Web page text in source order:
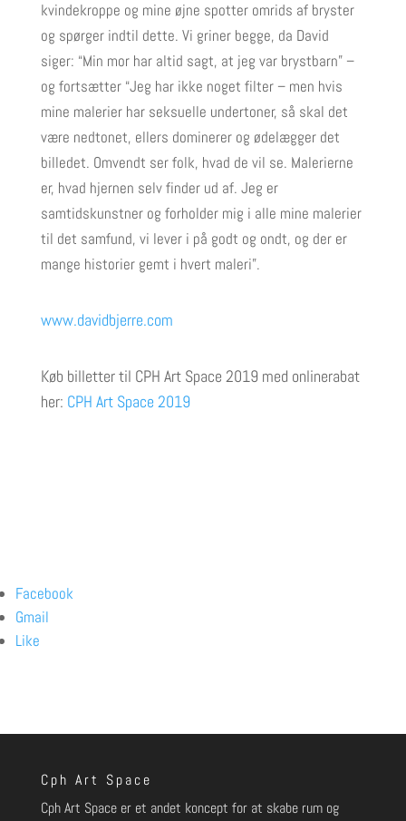
kvindekroppe og mine øjne spotter omrids af bryster
og spørger indtil dette. Vi griner begge, da David
siger: “Min mor har altid sagt, at jeg var brystbarn” –
og fortsætter “Jeg har ikke noget filter – men hvis
mine malerier har seksuelle undertoner, så skal det
være nedtonet, ellers dominerer og ødelægger det
billedet. Omvendt ser folk, hvad de vil se. Malerierne
er, hvad hjernen selv finder ud af. Jeg er
samtidskunstner og forholder mig i alle mine malerier
til det samfund, vi lever i på godt og ondt, og der er
mange historier gemt i hvert maleri”.
www.davidbjerre.com
Køb billetter til CPH Art Space 2019 med onlinerabat
her: CPH Art Space 2019
Facebook
Gmail
Like
Cph Art Space
Cph Art Space er et andet koncept for at skabe rum og